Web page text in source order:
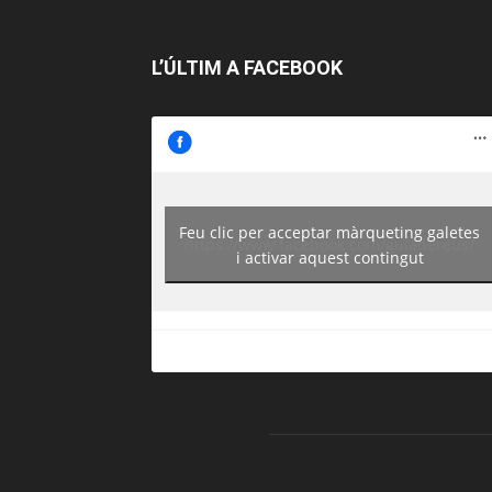
L’ÚLTIM A FACEBOOK
https://www.facebook.com/guiadereus/
Feu clic per acceptar màrqueting galetes
i activar aquest contingut